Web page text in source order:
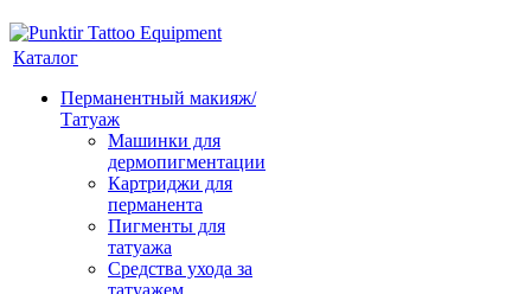
Каталог
Перманентный макияж/
Татуаж
Машинки для
дермопигментации
Картриджи для
перманента
Пигменты для
татуажа
Средства ухода за
татуажем